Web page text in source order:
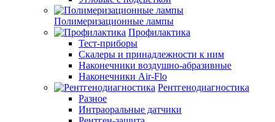
Полимеризационные лампы
Профилактика
Тест-приборы
Скалеры и принадлежности к ним
Наконечники воздушно-абразивные
Наконечники Air-Flo
Рентгенодиагностика
Разное
Интраоральные датчики